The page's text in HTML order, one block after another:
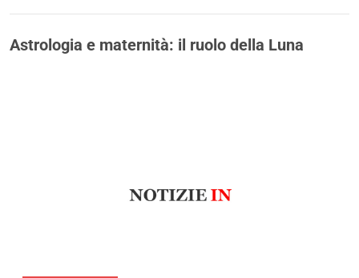
Astrologia e maternità: il ruolo della Luna